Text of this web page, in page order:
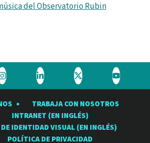
del Observatorio Rubin
Visite
Observatorio
Rubin
en
Visite
Observatorio
Rubin
en
Visite
Observatorio
Rubin
en
Visite
Rubin
en
TRABAJA CON NOSOTROS
INTRANET (EN INGLÉS)
IDENTIDAD VISUAL (EN INGLÉS)
POLÍTICA DE PRIVACIDAD